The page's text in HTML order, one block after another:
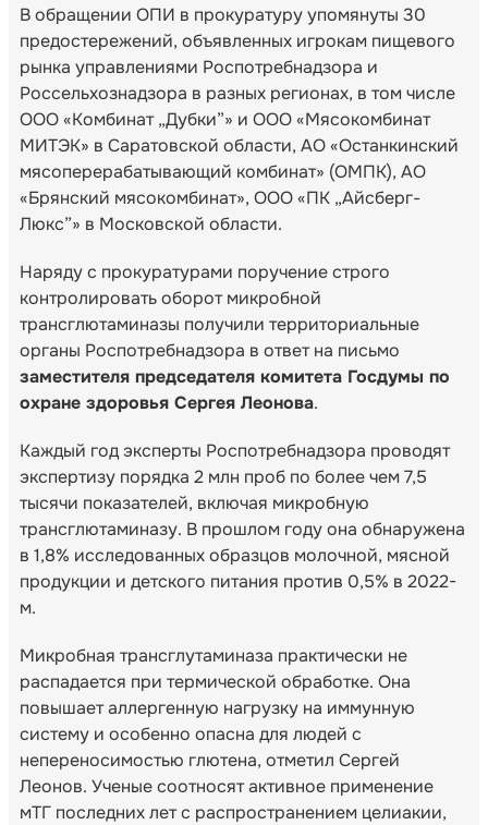
В обращении ОПИ в прокуратуру упомянуты 30
предостережений, объявленных игрокам пищевого
рынка управлениями Роспотребнадзора и
Россельхознадзора в разных регионах, в том числе
ООО «Комбинат „Дубки”» и ООО «Мясокомбинат
МИТЭК» в Саратовской области, АО «Останкинский
мясоперерабатывающий комбинат» (ОМПК), АО
«Брянский мясокомбинат», ООО «ПК „Айсберг-
Люкс”» в Московской области.
Наряду с прокуратурами поручение строго
контролировать оборот микробной
трансглютаминазы получили территориальные
органы Роспотребнадзора в ответ на письмо
заместителя председателя комитета Госдумы по
охране здоровья Сергея Леонова.
Каждый год эксперты Роспотребнадзора проводят
экспертизу порядка 2 млн проб по более чем 7,5
тысячи показателей, включая микробную
трансглютаминазу. В прошлом году она обнаружена
в 1,8% исследованных образцов молочной, мясной
продукции и детского питания против 0,5% в 2022-
м.
Микробная трансглутаминаза практически не
распадается при термической обработке. Она
повышает аллергенную нагрузку на иммунную
систему и особенно опасна для людей с
непереносимостью глютена, отметил Сергей
Леонов. Ученые соотносят активное применение
мТГ последних лет с распространением целиакии,